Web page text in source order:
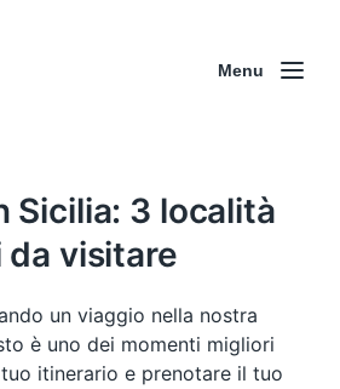
Menu
Sicilia: 3 località
visitare
un viaggio nella nostra
è uno dei momenti migliori
itinerario e prenotare il tuo